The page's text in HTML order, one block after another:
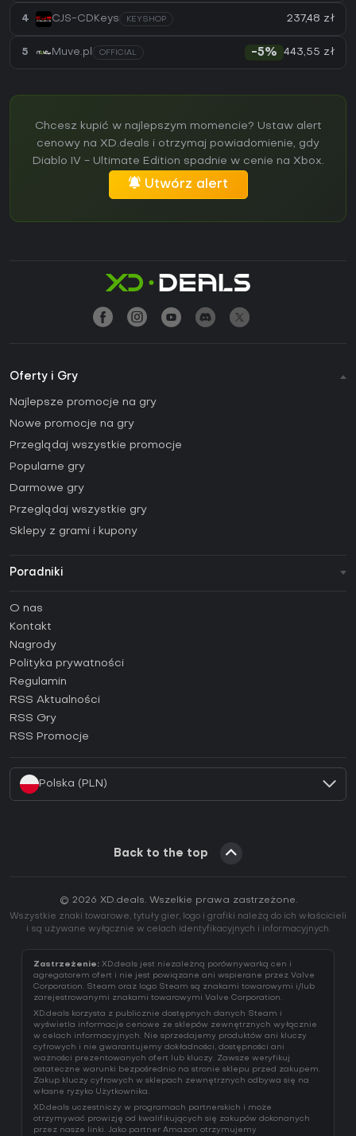
4 CJS-CDKeys KEYSHOP 237,48 zł
5 Muve.pl OFFICIAL -5% 443,55 zł
Chcesz kupić w najlepszym momencie? Ustaw alert
cenowy na XD.deals i otrzymaj powiadomienie, gdy
Diablo IV - Ultimate Edition spadnie w cenie na Xbox.
Utwórz alert
Oferty i Gry
Najlepsze promocje na gry
Nowe promocje na gry
Przeglądaj wszystkie promocje
Popularne gry
Darmowe gry
Przeglądaj wszystkie gry
Sklepy z grami i kupony
Poradniki
Poradniki
Jak aktywować klucz Steam (CD Key)?
Jak aktywować klucz Epic Games (CD Key)?
Jak aktywować klucz GOG (CD Key)?
Jak aktywować klucz Ubisoft Connect (CD Key)?
Jak aktywować klucz EA App (CD Key)?
O nas
Kontakt
Nagrody
Polityka prywatności
Regulamin
RSS Aktualności
RSS Gry
RSS Promocje
Polska (PLN)
Back to the top
© 2026 XD.deals. Wszelkie prawa zastrzeżone.
Wszystkie znaki towarowe, tytuły gier, logo i grafiki należą do ich właścicieli
i są używane wyłącznie w celach identyfikacyjnych i informacyjnych.
Zastrzeżenie: XD.deals jest niezależną porównywarką cen i
agregatorem ofert i nie jest powiązane ani wspierane przez Valve
Corporation. Steam oraz logo Steam są znakami towarowymi i/lub
zarejestrowanymi znakami towarowymi Valve Corporation.
XD.deals korzysta z publicznie dostępnych danych Steam i
wyświetla informacje cenowe ze sklepów zewnętrznych wyłącznie
w celach informacyjnych. Nie sprzedajemy produktów ani kluczy
cyfrowych i nie gwarantujemy dokładności, dostępności ani
ważności prezentowanych ofert lub kluczy. Zawsze weryfikuj
ostateczne warunki bezpośrednio na stronie sklepu przed zakupem.
Zakup kluczy cyfrowych w sklepach zewnętrznych odbywa się na
własne ryzyko Użytkownika.
XD.deals uczestniczy w programach partnerskich i może
otrzymywać prowizję od kwalifikujących się zakupów dokonanych
przez nasze linki. Jako partner Amazon otrzymujemy